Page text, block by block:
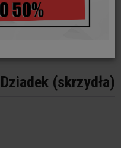
(skrzydła)